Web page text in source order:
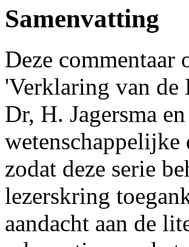
Samenvatting
Deze
'Verklaring van de
Dr, H. Jagersma
wetenschappelijke
zodat deze serie
lezerskring
aandacht aan de